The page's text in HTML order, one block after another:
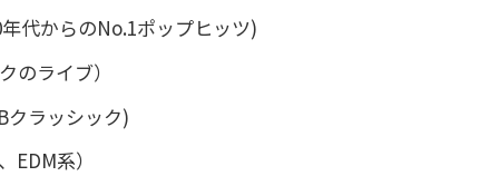
代からのNo.1ポップヒッツ)
のライブ）
ラッシック)
EDM系）